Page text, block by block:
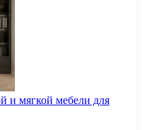
и мягкой мебели для